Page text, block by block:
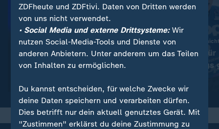
Sport | Wintersport:
FIS: Ospelt folgt auf Eliasch
Entscheidung noch
Victoria Carl für
wegen
ZDFheute und ZDFtivi. Daten von Dritten werden
von uns nicht verwendet.
• Social Media und externe Drittsysteme:Wir
nutzen Social-Media-Tools und Dienste von
anderen Anbietern. Unter anderem um das Teilen
von Inhalten zu ermöglichen.
Du kannst entscheiden, für welche Zwecke wir
deine Daten speichern und verarbeiten dürfen.
Dies betrifft nur dein aktuell genutztes Gerät. Mit
"Zustimmen" erklärst du deine Zustimmung zu